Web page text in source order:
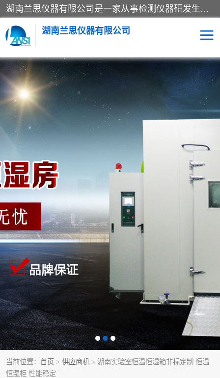
湖南兰思仪器有限公司是一家从事检测仪器研发生产销售和维修保养服务的综合型企业，产品符合国际标准可按需定制专业售前售后工程师，主要有门窗性能体验箱、门窗隔音展示箱、恒温恒湿试验箱、步入式恒温恒湿房、高低温试验箱、老化试验箱、老化试验房、恒温恒湿培养箱、水泥标准养护试验箱、电热鼓风干燥试验箱、真空干燥箱、工业烤箱、盐雾腐蚀试验箱等。
湖南兰思仪器有限公司
当前位置： 首页 > 供应商机 > 湖南实验室恒温恒湿箱非标定制 恒温
恒湿柜 性能稳定
老化房 恒温恒湿试验箱
工业烘箱 门窗体验箱